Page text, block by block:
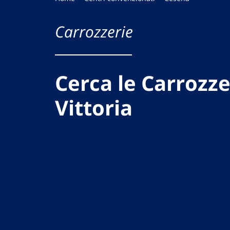
Carrozzerie
Cerca le
Vittoria